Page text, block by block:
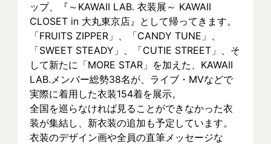
ップ、『～KAWAII LAB. 衣装展～ KAWAII
CLOSET in 大丸東京店』として帰ってきます。
「FRUITS ZIPPER」、「CANDY TUNE」、
「SWEET STEADY」、「CUTIE STREET」、そ
して新たに「MORE STAR」を加えた、KAWAII
LAB.メンバー総勢38名が、ライブ・MVなどで
実際に着⽤した衣装154着を展示。
全国を巡らなければ見ることができなかった衣
装が集結し、新⾐装の追加も予定しています。
衣装のデザイン画や全員の直筆メッセージな